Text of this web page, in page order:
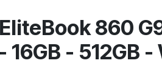
860
16GB - 512GB -